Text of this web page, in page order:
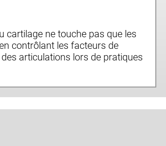
cartilage ne touche pas que les
contrôlant les facteurs de
articulations lors de pratiques